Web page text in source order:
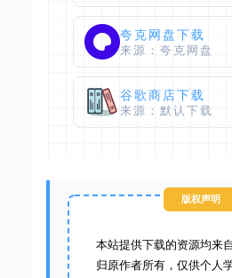
夸克网盘下载
来源：夸克网盘
谷歌商店下载
来源：默认下载
版权声明
本站提供下载的资源均来
归原作者所有，仅供个人